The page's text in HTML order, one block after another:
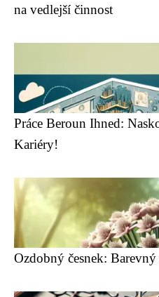
na vedlejší činnost
Práce Beroun Ihned:
Kariéry!
Ozdobný česnek: